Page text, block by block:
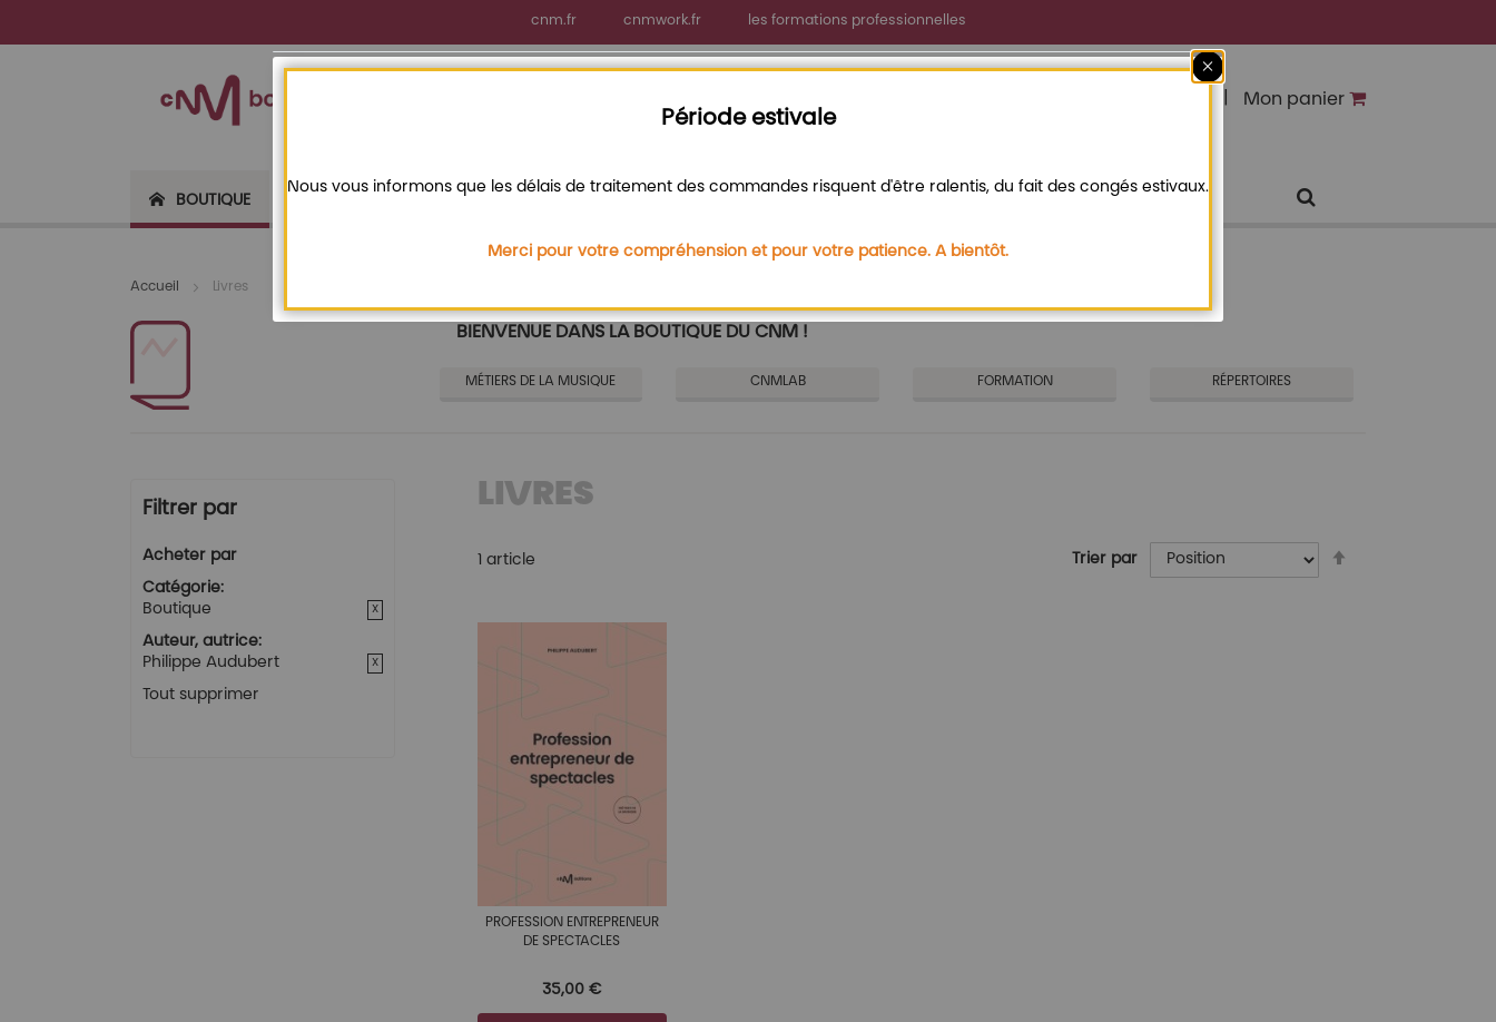
cnm.fr cnmwork.fr les formations professionnelles
Mon panier
BOUTIQUE
Accueil Livres
BIENVENUE DANS LA BOUTIQUE DU CNM !
MÉTIERS DE LA MUSIQUE CNMLAB FORMATION RÉPERTOIRES
LIVRES
1 article Trier par
PROFESSION ENTREPRENEUR
DE SPECTACLES
35,00 €
Filtrer par
Acheter par
Catégorie
Boutique
Auteur, autrice
Philippe Audubert
Tout supprimer
Fermer
Période estivale
Nous vous informons que les délais de traitement des commandes risquent d'être ralentis, du fait des congés estivaux.
Merci pour votre compréhension et pour votre patience. A bientôt.